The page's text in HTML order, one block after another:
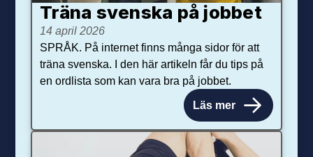
Träna svenska på jobbet
14 april 2026
SPRÅK. På internet finns många sidor för att
träna svenska. I den här artikeln får du tips på
en ordlista som kan vara bra på jobbet.
Läs mer